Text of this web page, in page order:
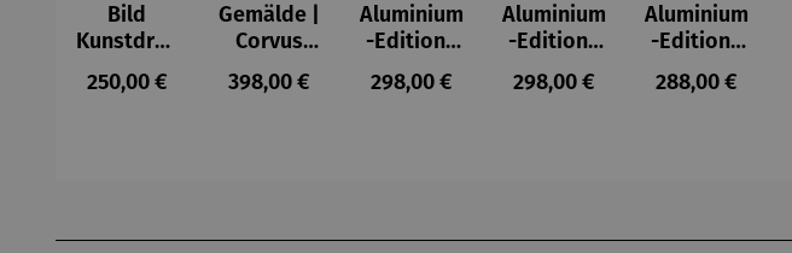
Bild
Kunstdruc
k im
Holzrahm
Regulärer Preis:
250,00 €
Gemälde |
Corvus
Libri,
gerahmt –
Regulärer Preis:
398,00 €
Aluminium
-Edition |
It’s Hard
To Be Rich
Regulärer Preis:
298,00 €
Aluminium
-Edition |
LOVE OF
MY LIFE -
Regulärer Preis:
298,00 €
Aluminium
-Edition |
LOVE OF
MY LIFE
Regulärer
288,00 €